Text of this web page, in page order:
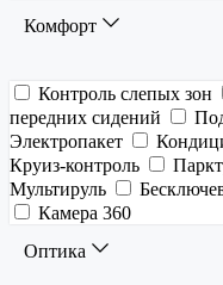
Комфорт
Контроль слепых зон
передних сидений
Электропакет
Круиз-контроль
Мультируль
Камера 360
Оптика